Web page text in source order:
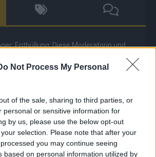
Not Process My Personal
of the sale, sharing to third parties, or
personal or sensitive information for
by us, please use the below opt-out
selection. Please note that after your
you may continue seeing
based on personal information utilized by
Enthüllung: Diese Moderatorin und
Enthüllung: Ein deutscher Sänger
Lieblingssong: Muuhnika kehrt mit
zurück
Lieblingssong: Rave-Ioli berührt
Not Alone“